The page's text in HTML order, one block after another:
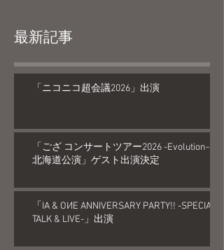
最新記事
「ニコニコ超会議2026」出演
「ござ コンサートツアー2026 -Evolution-
北海道公演」ゲスト出演決定
「IA & OИE ANNIVERSARY PARTY!! -SPECIAL
TALK & LIVE-」出演